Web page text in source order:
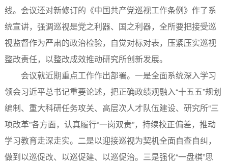
线。会议还对新修订的《中国共产党巡视工作条例》作了系
统宣讲，强调巡视是党之利器、国之利器，全所要把接受巡
视监督作为严肃的政治检验，自觉对标对表，压紧压实巡视
整改责任，以整改成效推动研究所创新发展。
会议就近期重点工作作出部署。一是全面系统深入学习
领会习近平总书记重要论述，把正确政绩观融入“十五五”规划
编制、重大科研任务攻关、高层次人才队伍建设、研究所“三
项改革”各方面，认真履行“一岗双责”，持续校正偏差，推动
学习教育走深走实。二是以迎接巡视为契机全面自查自纠，
做到以巡促改、以巡促建、以巡促治。三是强化“一盘棋”思